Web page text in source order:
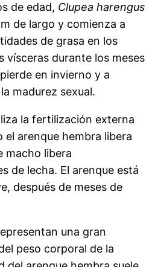
de edad, Clupea harengus
de largo y comienza a
de grasa en los
vísceras durante los meses
en invierno y a
madurez sexual.
la fertilización externa
el arenque hembra libera
macho libera
de lecha. El arenque está
después de meses de
una gran
peso corporal de la